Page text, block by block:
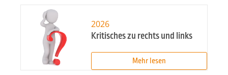
2026
Kritisches zu rechts und links
Mehr lesen